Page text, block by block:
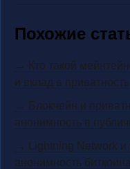
Похожие
→ Кто такой
и вклад в
→ Блокчейн и
анонимность в
→ Lightning Network и
анонимность